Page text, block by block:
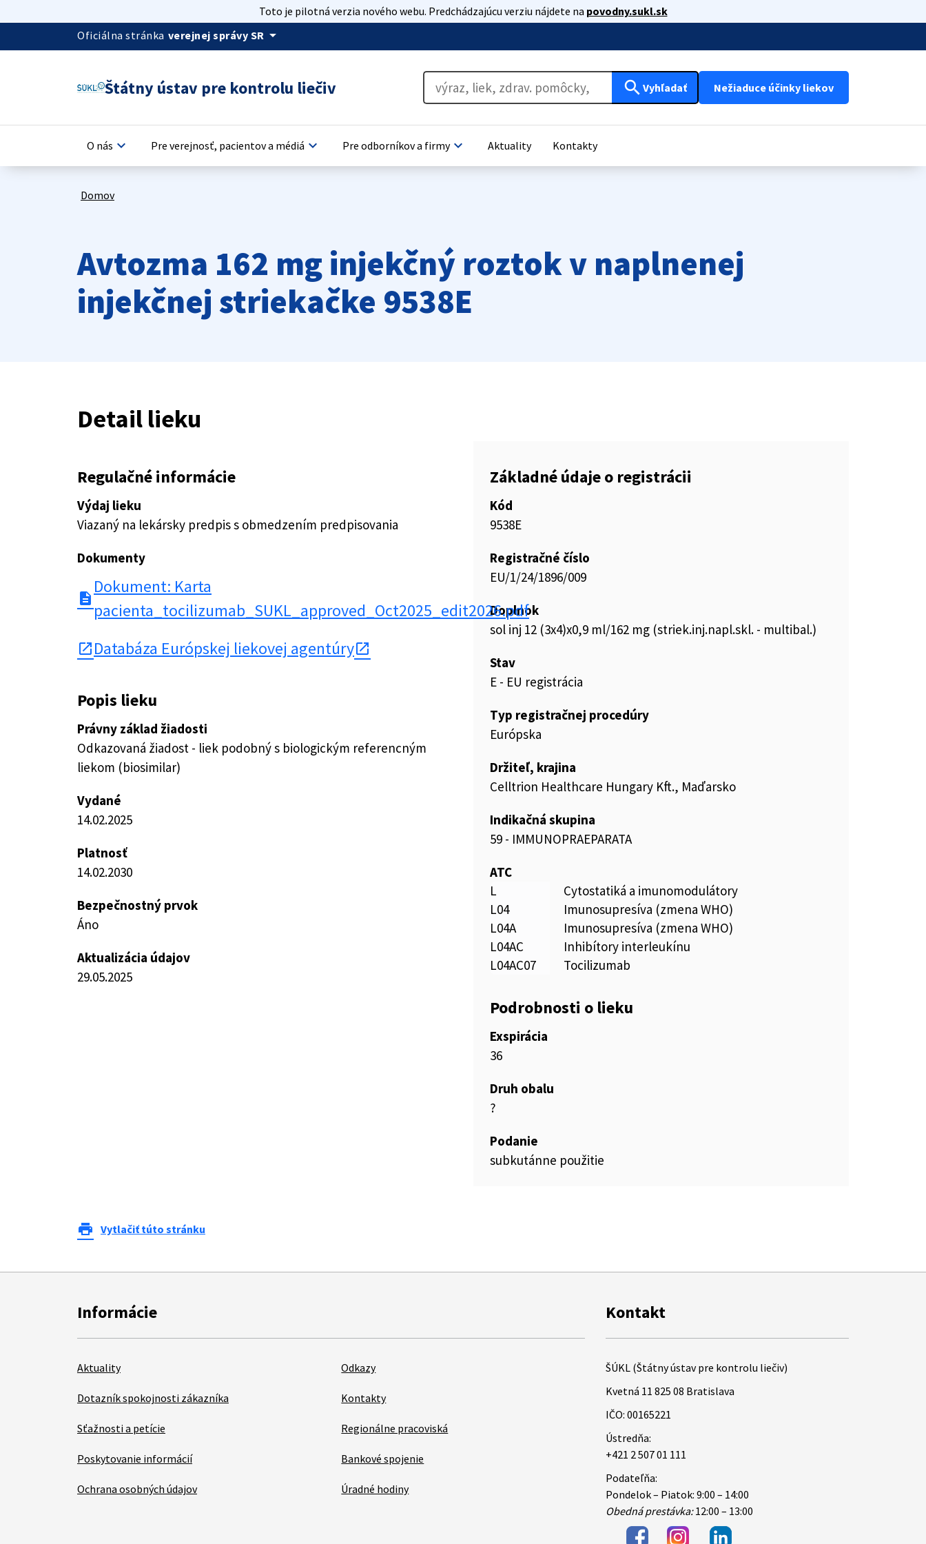
Toto je pilotná verzia nového webu. Predchádzajúcu verziu nájdete na povodny.sukl.sk
Oficiálna stránka verejnej správy SR arrow_drop_down
Štátny ústav pre kontrolu liečiv search Vyhľadať Nežiaduce účinky liekov
O nás keyboard_arrow_down Pre verejnosť, pacientov a médiá keyboard_arrow_down Pre odborníkov a firmykeyboard_arrow_down Aktuality Kontakty
Domov
Avtozma 162 mg injekčný roztok v naplnenej
injekčnej striekačke 9538E
Detail lieku
Regulačné informácie
Výdaj lieku
Viazaný na lekársky predpis s obmedzením predpisovania
Dokumenty
description
Dokument: Karta
pacienta_tocilizumab_SUKL_approved_Oct2025_edit2026.pdf
open_in_new Databáza Európskej liekovej agentúry
Popis lieku
Právny základ žiadosti
Odkazovaná žiadost - liek podobný s biologickým referencným
liekom (biosimilar)
Vydané
14.02.2025
Platnosť
14.02.2030
Bezpečnostný prvok
Áno
Aktualizácia údajov
29.05.2025
Základné údaje o registrácii
Kód
9538E
Registračné číslo
EU/1/24/1896/009
Doplnok
sol inj 12 (3x4)x0,9 ml/162 mg (striek.inj.napl.skl. - multibal.)
Stav
E - EU registrácia
Typ registračnej procedúry
Európska
Držiteľ, krajina
Celltrion Healthcare Hungary Kft., Maďarsko
Indikačná skupina
59 - IMMUNOPRAEPARATA
ATC
L
Cytostatiká a imunomodulátory
L04
Imunosupresíva (zmena WHO)
L04A
Imunosupresíva (zmena WHO)
L04AC
Inhibítory interleukínu
L04AC07
Tocilizumab
Podrobnosti o lieku
Exspirácia
36
Druh obalu
?
Podanie
subkutánne použitie
print Vytlačiť túto stránku
Informácie
Aktuality
Dotazník spokojnosti zákazníka
Sťažnosti a petície
Poskytovanie informácií
Ochrana osobných údajov
Odkazy
Kontakty
Regionálne pracoviská
Bankové spojenie
Úradné hodiny
Kontakt
ŠÚKL (Štátny ústav pre kontrolu liečiv)
Kvetná 11 825 08 Bratislava
IČO: 00165221
Ústredňa:
+421 2 507 01 111
Podateľňa:
Pondelok – Piatok: 9:00 – 14:00
Obedná prestávka:12:00 – 13:00